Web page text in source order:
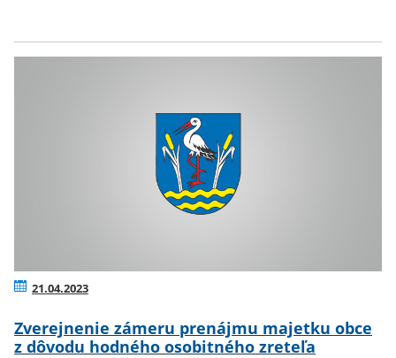
21.04.2023
Zverejnenie zámeru prenájmu majetku obce
z dôvodu hodného osobitného zreteľa